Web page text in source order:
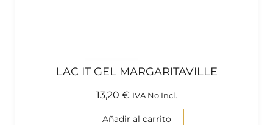
LAC IT GEL MARGARITAVILLE
13,20 € IVA No Incl.
Añadir al carrito